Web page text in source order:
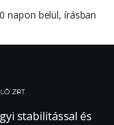
napon belül, írásban
stabilitással és